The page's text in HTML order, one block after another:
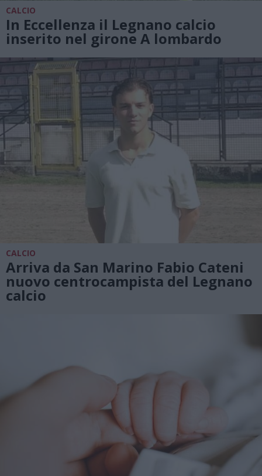
CALCIO
In Eccellenza il Legnano calcio
inserito nel girone A lombardo
CALCIO
Arriva da San Marino Fabio Cateni
nuovo centrocampista del Legnano
calcio